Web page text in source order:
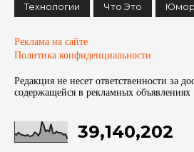
Технологии Что Это Юмор
Реклама на сайте
Политика конфиденциальности
Редакция не несет ответственности за
содержащейся в рекламных объявленияx
39,140,202